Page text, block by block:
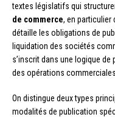
textes législatifs qui
de commerce, en particulier
détaille les obligations de
liquidation des sociétés
s’inscrit dans une logique
des opérations commerciales.
On distingue deux types
modalités de publication